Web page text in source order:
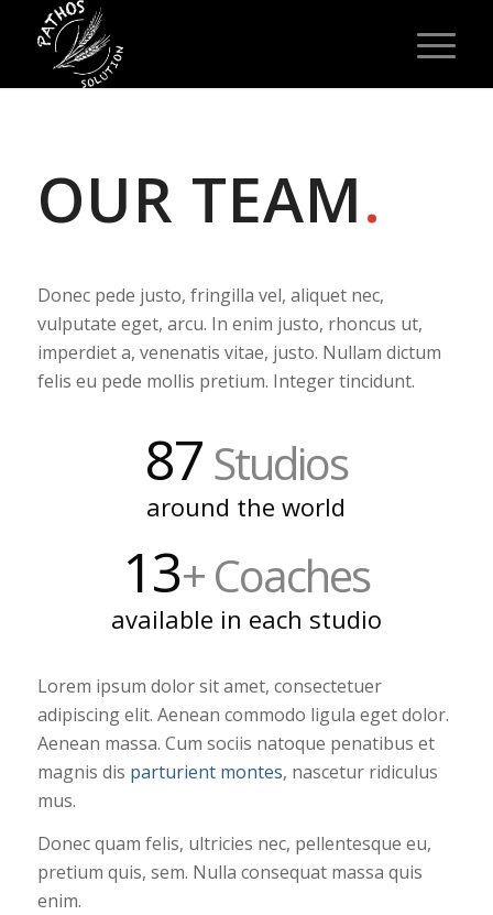
OUR TEAM.
Donec pede justo, fringilla vel, aliquet nec,
vulputate eget, arcu. In enim justo, rhoncus ut,
imperdiet a, venenatis vitae, justo. Nullam dictum
felis eu pede mollis pretium. Integer tincidunt.
87 Studios
around the world
13+ Coaches
available in each studio
Lorem ipsum dolor sit amet, consectetuer
adipiscing elit. Aenean commodo ligula eget dolor.
Aenean massa. Cum sociis natoque penatibus et
magnis dis parturient montes, nascetur ridiculus
mus.
Donec quam felis, ultricies nec, pellentesque eu,
pretium quis, sem. Nulla consequat massa quis
enim.